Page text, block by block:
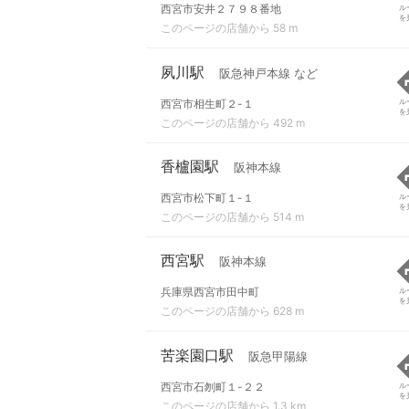
西宮市安井２７９８番地
このページの店舗から 58 m
ル
を
夙川駅 阪急神戸本線 など
西宮市相生町２-１
このページの店舗から 492 m
ル
を
香櫨園駅 阪神本線
西宮市松下町１-１
このページの店舗から 514 m
ル
を
西宮駅 阪神本線
兵庫県西宮市田中町
このページの店舗から 628 m
ル
を
苦楽園口駅 阪急甲陽線
西宮市石刎町１-２２
このページの店舗から 1.3 km
ル
を